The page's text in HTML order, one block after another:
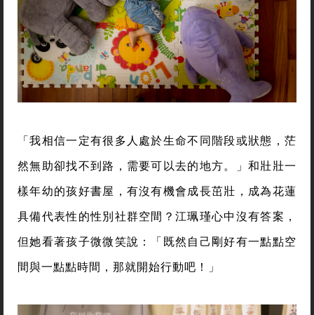
「我相信一定有很多人處於生命不同階段或狀態，茫
然無助卻找不到路，需要可以去的地方。」和壯壯一
樣年幼的孩好書屋，有沒有機會成長茁壯，成為花蓮
具備代表性的性別社群空間？江珮瑾心中沒有答案，
但她看著孩子微微笑說：「既然自己剛好有一點點空
間與一點點時間，那就開始行動吧！」